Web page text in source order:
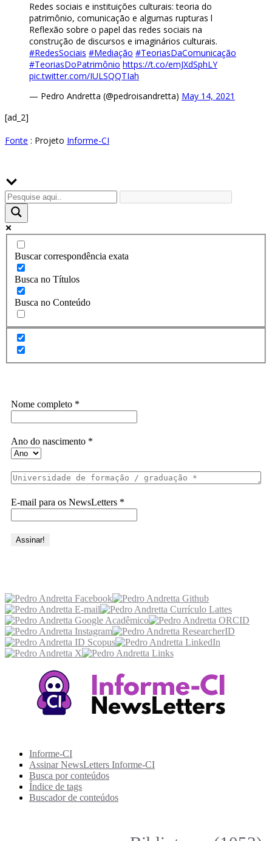
Redes sociais e instituições culturais: teoria do
patrimônio, comunicação e algumas rupturas l
Reflexão sobre o papel das redes sociais na
construção de discursos e imaginários culturais.
#RedesSociais #Mediação #TeoriasDaComunicação
#TeoriasDoPatrimônio https://t.co/emJXdSphLY
pic.twitter.com/IULSQQTIah
— Pedro Andretta (@pedroisandretta) May 14, 2021
[ad_2]
Fonte : Projeto Informe-CI
Buscar correspondência exata
Busca no Títulos
Busca no Conteúdo
Nome completo *
Ano do nascimento *
E-mail para os NewsLetters *
Informe-CI
Assinar NewsLetters Informe-CI
Busca por conteúdos
Índice de tags
Buscador de conteúdos